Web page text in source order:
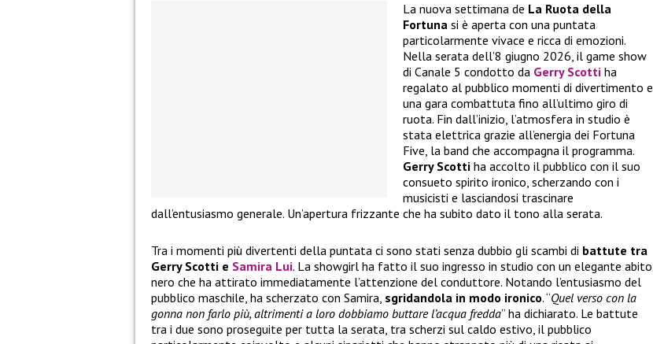
La nuova settimana de La Ruota della
Fortuna si è aperta con una puntata
particolarmente vivace e ricca di emozioni.
Nella serata dell’8 giugno 2026, il game show
di Canale 5 condotto da Gerry Scotti ha
regalato al pubblico momenti di divertimento e
una gara combattuta fino all’ultimo giro di
ruota. Fin dall’inizio, l’atmosfera in studio è
stata elettrica grazie all’energia dei Fortuna
Five, la band che accompagna il programma.
Gerry Scotti ha accolto il pubblico con il suo
consueto spirito ironico, scherzando con i
musicisti e lasciandosi trascinare
dall’entusiasmo generale. Un’apertura frizzante che ha subito dato il tono alla serata.
Tra i momenti più divertenti della puntata ci sono stati senza dubbio gli scambi di battute tra
Gerry Scotti e Samira Lui. La showgirl ha fatto il suo ingresso in studio con un elegante abito
nero che ha attirato immediatamente l’attenzione del conduttore. Notando l’entusiasmo del
pubblico maschile, ha scherzato con Samira, sgridandola in modo ironico. “Quel verso con la
gonna non farlo più, altrimenti a loro dobbiamo buttare l’acqua fredda” ha dichiarato. Le battute
tra i due sono proseguite per tutta la serata, tra scherzi sul caldo estivo, il pubblico